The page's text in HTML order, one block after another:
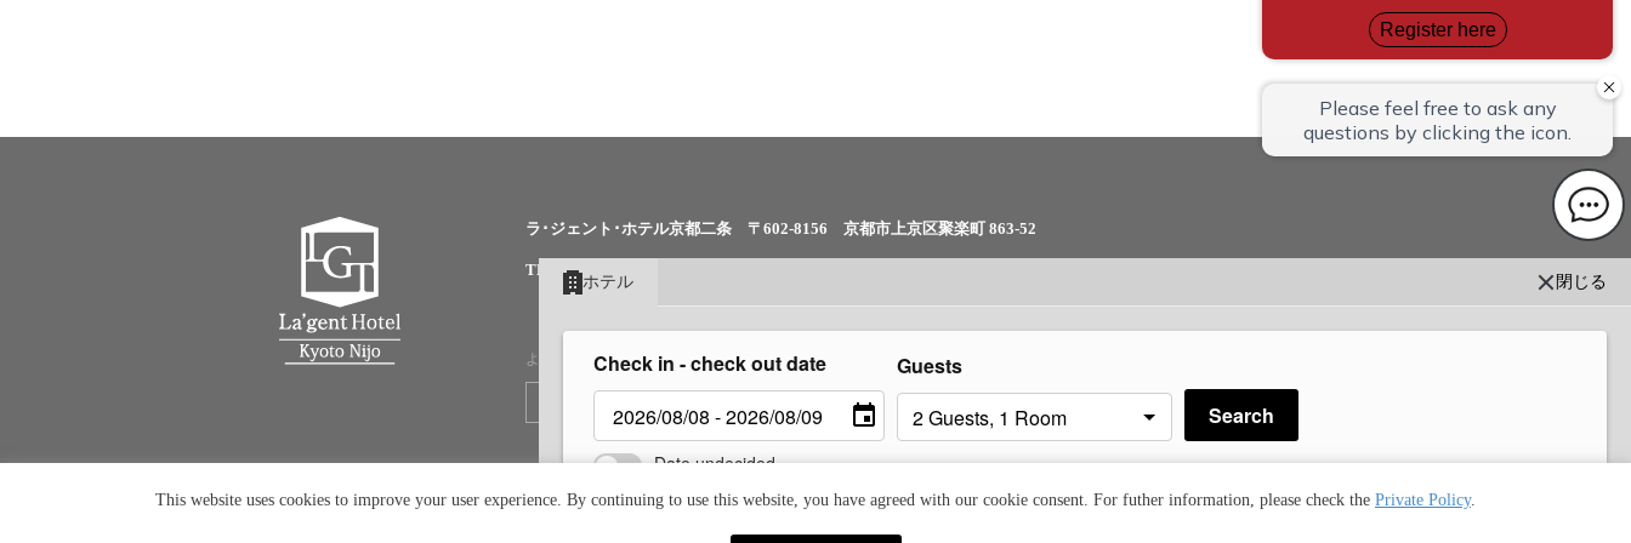
ラ･ジェント･ホテル京都二条 〒602-8156 京都市上京区聚楽町 863-52
TEL : 075-823-6655 FAX : 075-823-6656
よくあるご質問 リクルート プライバシーポリシー
パンフレットダウンロード
©La'gent Group
ホテル 閉じる
Check in - check out date
Guests
Search
Date undecided
This website uses cookies to improve your user experience. By continuing to use this website, you have agreed with our cookie consent. For futher information, please check the Private Policy.